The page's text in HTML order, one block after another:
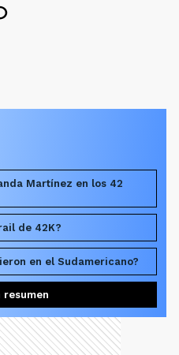
Martínez en los 42
de 42K?
en el Sudamericano?
resumen